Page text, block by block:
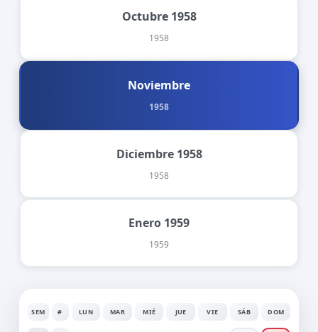
Octubre 1958
1958
Noviembre
1958
Diciembre 1958
1958
Enero 1959
1959
SEM # LUN MAR MIÉ JUE VIE SÁB DOM